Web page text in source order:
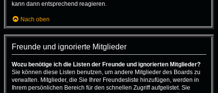
kann dann entsprechend reagieren.
Nach oben
Freunde und ignorierte Mitglieder
Wozu benötige ich die Listen der Freunde und ignorierten Mitglieder?
Sie können diese Listen benutzen, um andere Mitglieder des Boards zu
verwalten. Mitglieder, die Sie Ihrer Freundesliste hinzufügen, werden in
Ihrem persönlichen Bereich für den schnellen Zugriff aufgelistet. Sie